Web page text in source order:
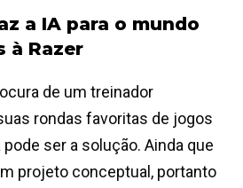
a IA para o mundo
à Razer
de um treinador
rondas favoritas de jogos
ser a solução. Ainda que
projeto conceptual, portanto